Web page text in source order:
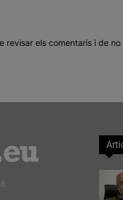
revisar els comentaris i de